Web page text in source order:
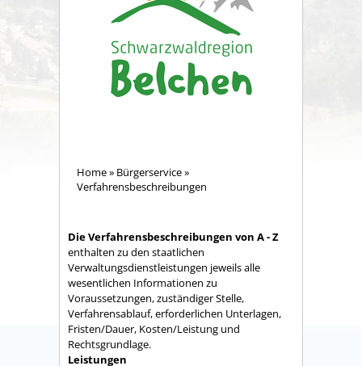
Home» Bürgerservice»
Verfahrensbeschreibungen
Die Verfahrensbeschreibungen von A - Z
enthalten zu den staatlichen
Verwaltungsdienstleistungen jeweils alle
wesentlichen Informationen zu
Voraussetzungen, zuständiger Stelle,
Verfahrensablauf, erforderlichen Unterlagen,
Fristen/Dauer, Kosten/Leistung und
Rechtsgrundlage.
Leistungen